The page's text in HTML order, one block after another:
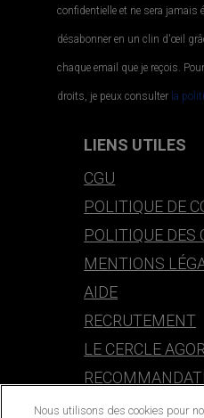
confidentielle et ne sera jamais
désabonner en un clin d'œil
chaque email que je reçois.
droits, je peux consulter la
LIENS UTILES
CGU
POLITIQUE DE
POLITIQUE DES
MENTIONS
AIDE
RECRUTEMENT
LE CERCLE
Nous utilisons des cookies pour